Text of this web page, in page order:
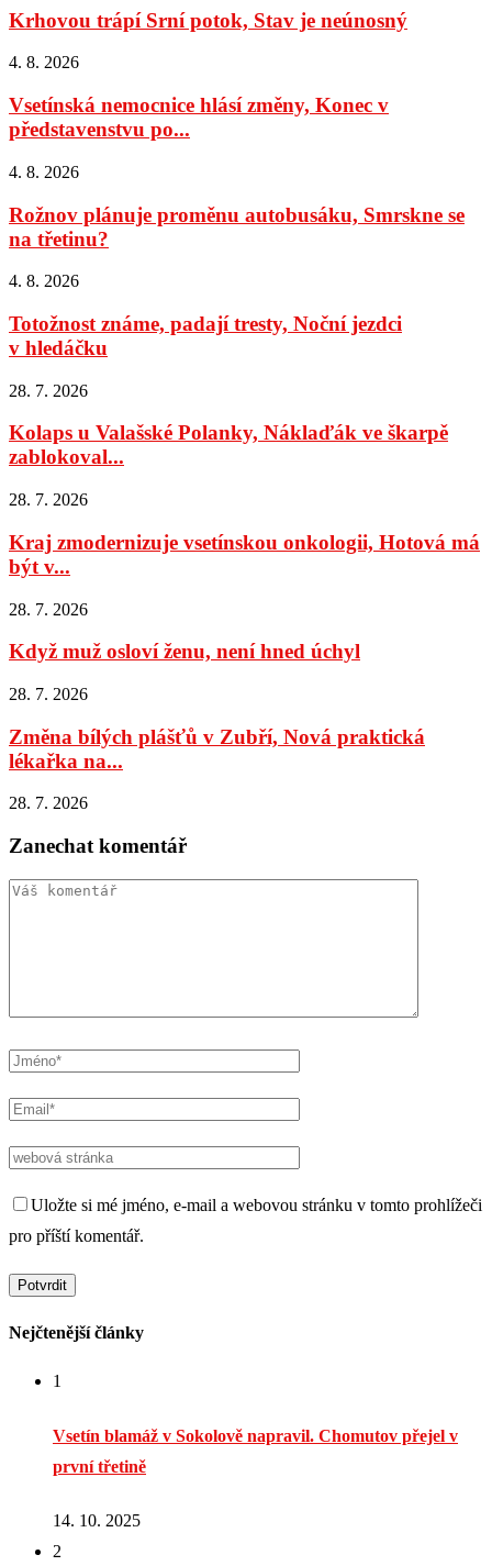
Krhovou trápí Srní potok, Stav je neúnosný
4. 8. 2026
Vsetínská nemocnice hlásí změny, Konec v
představenstvu po...
4. 8. 2026
Rožnov plánuje proměnu autobusáku, Smrskne se
na třetinu?
4. 8. 2026
Totožnost známe, padají tresty, Noční jezdci
v hledáčku
28. 7. 2026
Kolaps u Valašské Polanky, Náklaďák ve škarpě
zablokoval...
28. 7. 2026
Kraj zmodernizuje vsetínskou onkologii, Hotová má
být v...
28. 7. 2026
Když muž osloví ženu, není hned úchyl
28. 7. 2026
Změna bílých plášťů v Zubří, Nová praktická
lékařka na...
28. 7. 2026
Zanechat komentář
Uložte si mé jméno, e-mail a webovou stránku v tomto prohlížeči
pro příští komentář.
Nejčtenější články
1
Vsetín blamáž v Sokolově napravil. Chomutov přejel v
první třetině
14. 10. 2025
2